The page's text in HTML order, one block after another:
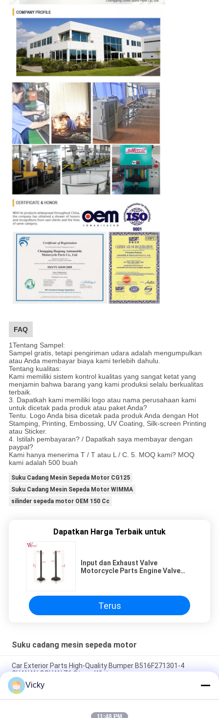
FAQ
1Tentang Sampel:
Sampel gratis, tetapi pengiriman udara adalah mengumpulkan
atau Anda membayar biaya kami terlebih dahulu.
Tentang kualitas:
Kami memiliki sistem kontrol kualitas yang sangat ketat yang
menjamin bahwa barang yang kami produksi selalu berkualitas
terbaik.
3. Dapatkah kami memiliki logo atau nama perusahaan kami
untuk dicetak pada produk atau paket Anda?
Tentu. Logo Anda bisa dicetak pada produk Anda dengan Hot
Stamping, Printing, Embossing, UV Coating, Silk-screen Printing
atau Sticker.
4. Istilah pembayaran? / Dapatkah saya membayar dengan
paypal?
Kami hanya menerima T / T atau L / C. 5. MOQ kami? MOQ
kami adalah 500 buah
Suku Cadang Mesin Sepeda Motor CG125
Suku Cadang Mesin Sepeda Motor WIMMA
silinder sepeda motor OEM 150 Cc
Dapatkan Harga Terbaik untuk
Input dan Exhaust Valve
Motorcycle Parts Engine Valve
Terus
Suku cadang mesin sepeda motor
Car Exterior Parts High-Quality Bumper B516F271301-4
CHANAN OSHAN​ Z6 Starry White
Motor starter Honda EX5 Mesin Sepeda Motor suku cadang
Grosir Murah Dengan Kinerja Tinggi
Vicky
11:48 PM